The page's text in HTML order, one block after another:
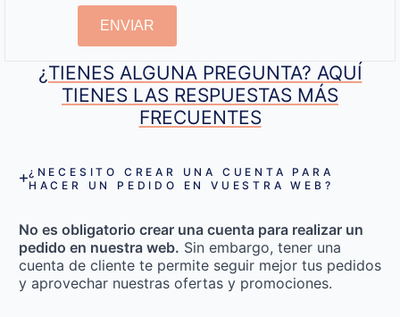
ENVIAR
¿TIENES ALGUNA PREGUNTA? AQUÍ
TIENES LAS RESPUESTAS MÁS
FRECUENTES
¿NECESITO CREAR UNA CUENTA PARA
HACER UN PEDIDO EN VUESTRA WEB?
No es obligatorio crear una cuenta para realizar un
pedido en nuestra web. Sin embargo, tener una
cuenta de cliente te permite seguir mejor tus pedidos
y aprovechar nuestras ofertas y promociones.